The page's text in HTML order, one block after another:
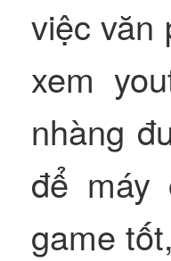
việc văn
xem
nhàng
để máy
game